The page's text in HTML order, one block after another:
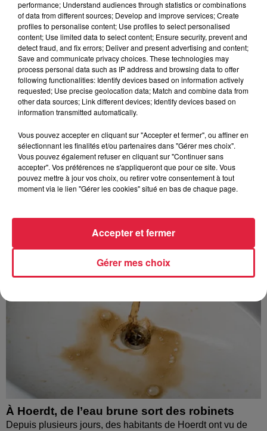
Catherine Trautmann réagit
6 août 2026
Au zoo de Mulhouse : rencontre
avec les flamants rouges
À découvrir également
À Hoerdt, de l’eau brune sort des robinets
Depuis plusieurs jours, des habitants de Hoerdt ont vu de
performance; Understand audiences through statistics or combinations
of data from different sources; Develop and improve services; Create
profiles to personalise content; Use profiles to select personalised
content; Use limited data to select content; Ensure security, prevent and
detect fraud, and fix errors; Deliver and present advertising and content;
Save and communicate privacy choices. These technologies may
process personal data such as IP address and browsing data to offer
following functionalities: Identify devices based on information actively
requested; Use precise geolocation data; Match and combine data from
other data sources; Link different devices; Identify devices based on
information transmitted automatically.
Vous pouvez accepter en cliquant sur "Accepter et fermer", ou affiner en
sélectionnant les finalités et/ou partenaires dans "Gérer mes choix".
Vous pouvez également refuser en cliquant sur "Continuer sans
accepter". Vos préférences ne s'appliqueront que pour ce site. Vous
pouvez mettre à jour vos choix, ou retirer votre consentement à tout
moment via le lien "Gérer les cookies" situé en bas de chaque page.
Gérer mes choix
Accepter et fermer